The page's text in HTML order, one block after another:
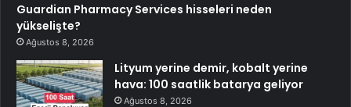
Guardian Pharmacy Services hisseleri neden
yükselişte?
Ağustos 8, 2026
Lityum yerine demir, kobalt yerine
hava: 100 saatlik batarya geliyor
Ağustos 8, 2026